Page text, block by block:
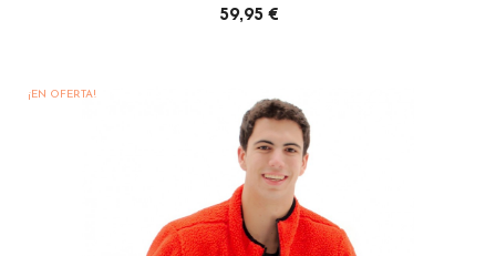
59,95 €
¡EN OFERTA!